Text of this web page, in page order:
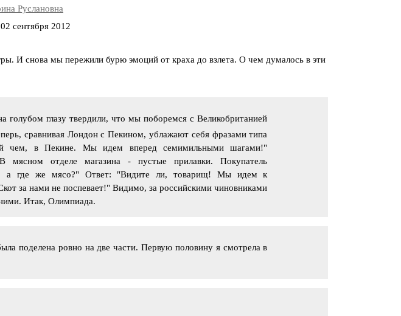
конференции
механизм
Руслановна
сентября 2012
И снова мы пережили бурю эмоций от краха до взлета. О чем думалось в эти
голубом глазу твердили, что мы поборемся с Великобританией
сравнивая Лондон с Пекином, ублажают себя фразами типа
чем, в Пекине. Мы идем вперед семимильными шагами!"
мясном отделе магазина - пустые прилавки. Покупатель
а где же мясо?" Ответ: "Видите ли, товарищ! Мы идем к
за нами не поспевает!" Видимо, за российскими чиновниками
Итак, Олимпиада.
поделена ровно на две части. Первую половину я смотрела в